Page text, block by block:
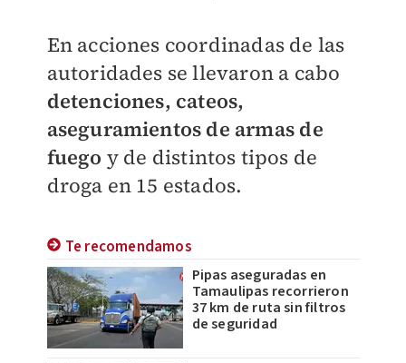
En acciones coordinadas de las
autoridades se llevaron a cabo
detenciones, cateos,
aseguramientos de armas de
fuego y de distintos tipos de
droga en 15 estados.
Te recomendamos
Pipas aseguradas en
Tamaulipas recorrieron
37 km de ruta sin filtros
de seguridad